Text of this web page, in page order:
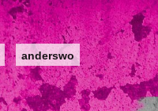
anderswo